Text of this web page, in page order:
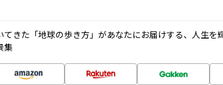
てきた「地球の歩き方」があなたにお届けする、人生を
集